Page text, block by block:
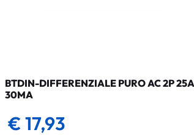
BTDIN-DIFFERENZIALE PURO AC 2P 25A
30MA
€ 17,93